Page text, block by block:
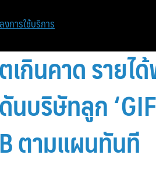
เกินคาด ราย
บริษัทลูก
ตามแผนทันที
งการใช้บริการ